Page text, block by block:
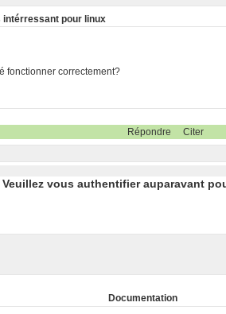
intérressant pour linux
fonctionner correctement?
Répondre Citer
Veuillez vous authentifier auparavant
Documentation